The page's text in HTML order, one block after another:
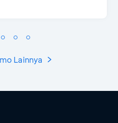
Lainnya